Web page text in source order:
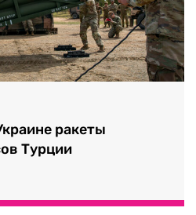
ракеты
Турции